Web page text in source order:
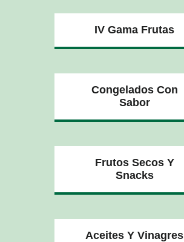
IV Gama Frutas
Congelados Con
Sabor
Frutos Secos Y
Snacks
Aceites Y Vinagres